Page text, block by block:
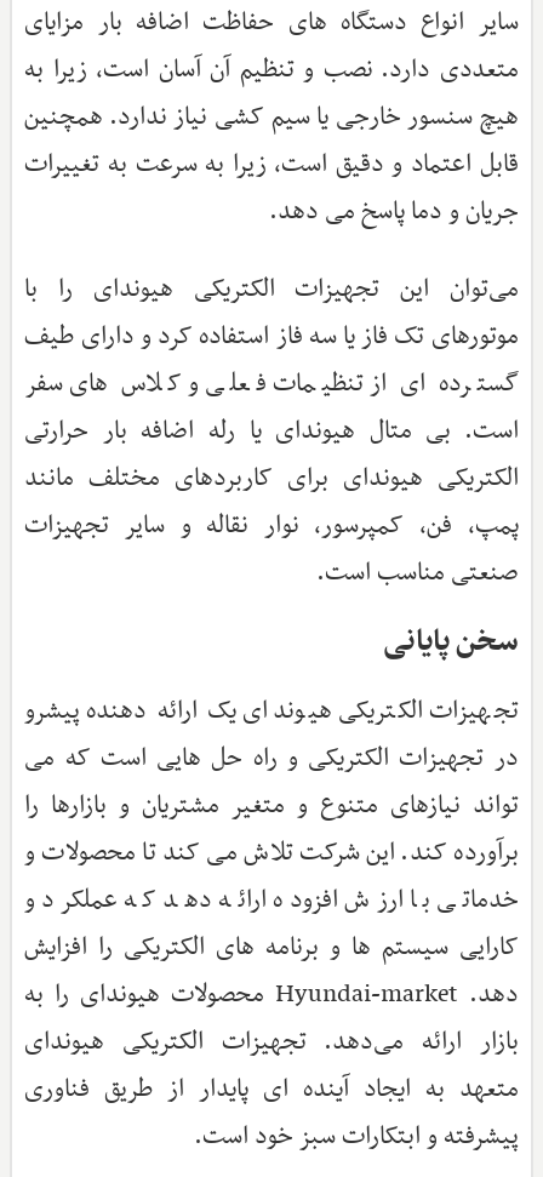
سایر انواع دستگاه های حفاظت اضافه بار مزایای
متعددی دارد. نصب و تنظیم آن آسان است، زیرا به
هیچ سنسور خارجی یا سیم کشی نیاز ندارد. همچنین
قابل اعتماد و دقیق است، زیرا به سرعت به تغییرات
جریان و دما پاسخ می دهد.
می‌توان این تجهیزات الکتریکی هیوندای را با
موتورهای تک فاز یا سه فاز استفاده کرد و دارای طیف
گسترده ای از تنظیمات فعلی و کلاس های سفر
است. بی متال هیوندای یا رله اضافه بار حرارتی
الکتریکی هیوندای برای کاربردهای مختلف مانند
پمپ، فن، کمپرسور، نوار نقاله و سایر تجهیزات
صنعتی مناسب است.
سخن پایانی
تجهیزات الکتریکی هیوندای یک ارائه دهنده پیشرو
در تجهیزات الکتریکی و راه حل هایی است که می
تواند نیازهای متنوع و متغیر مشتریان و بازارها را
برآورده کند. این شرکت تلاش می کند تا محصولات و
خدماتی با ارزش افزوده ارائه دهد که عملکرد و
کارایی سیستم ها و برنامه های الکتریکی را افزایش
دهد. Hyundai-market محصولات هیوندای را به
بازار ارائه می‌دهد. تجهیزات الکتریکی هیوندای
متعهد به ایجاد آینده ای پایدار از طریق فناوری
پیشرفته و ابتکارات سبز خود است.